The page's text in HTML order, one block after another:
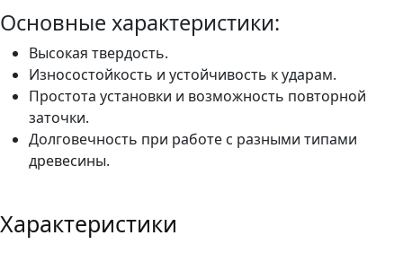
Основные характеристики:
Высокая твердость.
Износостойкость и устойчивость к ударам.
Простота установки и возможность повторной
заточки.
Долговечность при работе с разными типами
древесины.
Характеристики